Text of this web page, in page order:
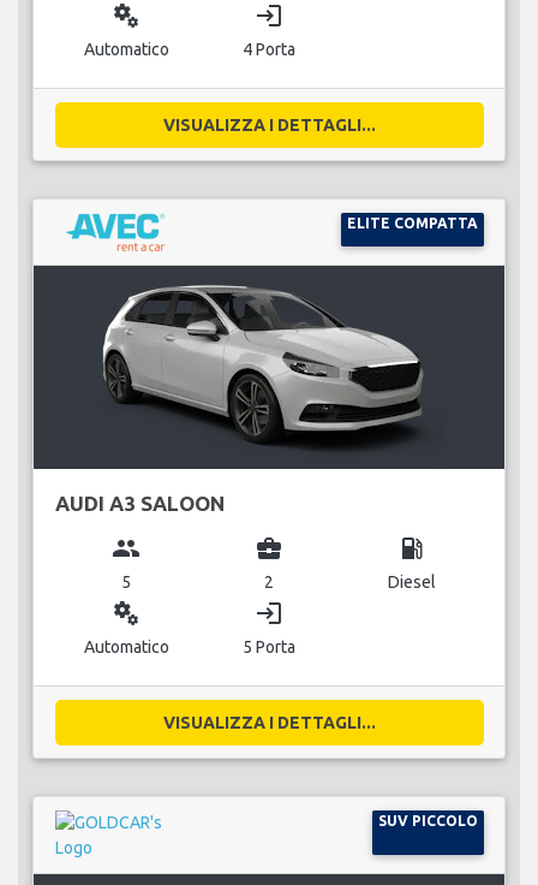
miscellaneous_services
Automatico
login
4 Porta
VISUALIZZA I DETTAGLI...
ELITE COMPATTA
AUDI A3 SALOON
group
5
business_center
2
local_gas_station
Diesel
miscellaneous_services
Automatico
login
5 Porta
VISUALIZZA I DETTAGLI...
SUV PICCOLO